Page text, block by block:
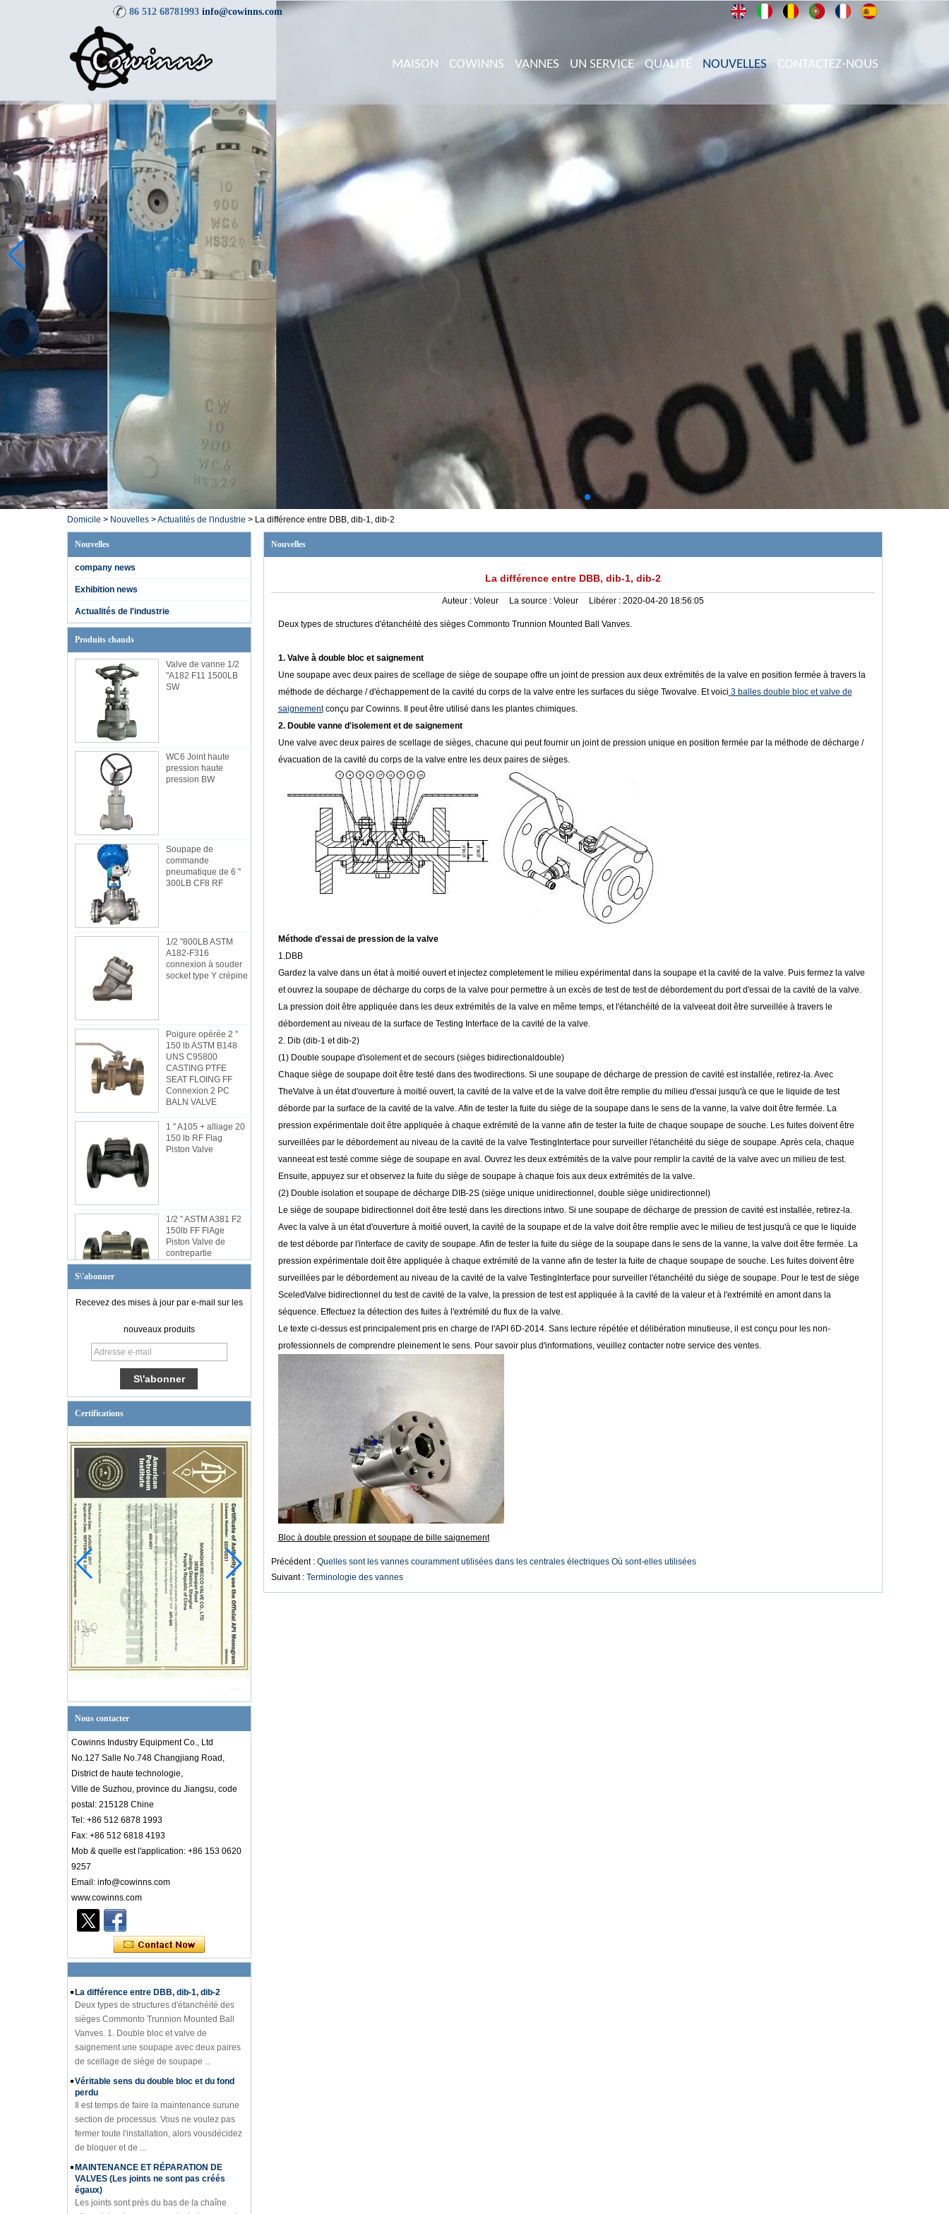
86 512 68781993 info@cowinns.com
MAISON COWINNS VANNES UN SERVICE QUALITÉ NOUVELLES CONTACTEZ-NOUS
Domicile > Nouvelles>Actualités de l'industrie > La différence entre DBB, dib-1, dib-2
Nouvelles
company news
Exhibition news
Actualités de l'industrie
Produits chauds
Valve de vanne 1/2
"A182 F11 1500LB
SW
WC6 Joint haute
pression haute
pression BW
Soupape de
commande
pneumatique de 6 ''
300LB CF8 RF
1/2 "800LB ASTM
A182-F316
connexion à souder
socket type Y crépine
Poigure opérée 2 ''
150 lb ASTM B148
UNS C95800
CASTING PTFE
SEAT FLOING FF
Connexion 2 PC
BALN VALVE
1 '' A105 + alliage 20
150 lb RF Flag
Piston Valve
1/2 '' ASTM A381 F2
150lb FF FlAge
Piston Valve de
contrepartie
S\'abonner
Recevez des mises à jour par e-mail sur les
nouveaux produits
Certifications
Nous contacter
Cowinns Industry Equipment Co., Ltd
No.127 Salle No.748 Changjiang Road,
District de haute technologie,
Ville de Suzhou, province du Jiangsu, code
postal: 215128 Chine
Tel: +86 512 6878 1993
Fax: +86 512 6818 4193
Mob & quelle est l'application: +86 153 0620
9257
Email: info@cowinns.com
www.cowinns.com
Introduction au diagramme PID
Connaissance de l'industrie des vannes
introductionà la connaissance des
diagrammes PIDde l'industrie des vannes Le
diagramme PID est lenoyau technique de la
production en usine. Que ce so...
La différence entre DBB, dib-1, dib-2
Deux types de structures d'étanchéité des
sièges Commonto Trunnion Mounted Ball
Vanves. 1. Double bloc et valve de
saignement une soupape avec deux paires
de scellage de siège de soupape ...
Véritable sens du double bloc et du fond
perdu
Il est temps de faire la maintenance surune
section de processus. Vous ne voulez pas
fermer toute l'installation, alors vousdécidez
de bloquer et de ...
MAINTENANCE ET RÉPARATION DE
VALVES (Les joints ne sont pas créés
égaux)
Les joints sont près du bas de la chaîne
alimentaire des composants de la vanne; les
Nouvelles
La différence entre DBB, dib-1, dib-2
Auteur : Voleur La source : Voleur Libérer : 2020-04-20 18:56:05
Deux types de structures d'étanchéité des sièges Commonto Trunnion Mounted Ball Vanves.
1. Valve à double bloc et saignement
Une soupape avec deux paires de scellage de siège de soupape offre un joint de pression aux deux extrémités de la valve en position fermée à travers la
méthode de décharge / d'échappement de la cavité du corps de la valve entre les surfaces du siège Twovalve. Et voici 3 balles double bloc et valve de
saignementconçu par Cowinns. Il peut être utilisé dans les plantes chimiques.
2. Double vanne d'isolement et de saignement
Une valve avec deux paires de scellage de sièges, chacune qui peut fournir un joint de pression unique en position fermée par la méthode de décharge /
évacuation de la cavité du corps de la valve entre les deux paires de sièges.
Méthode d'essai de pression de la valve
1.DBB
Gardez la valve dans un état à moitié ouvert et injectez completement le milieu expérimental dans la soupape et la cavité de la valve. Puis fermez la valve
et ouvrez la soupape de décharge du corps de la valve pour permettre à un excès de test de test de débordement du port d'essai de la cavité de la valve.
La pression doit être appliquée dans les deux extrémités de la valve en même temps, et l'étanchéité de la valveeat doit être surveillée à travers le
débordement au niveau de la surface de Testing Interface de la cavité de la valve.
2. Dib (dib-1 et dib-2)
(1) Double soupape d'isolement et de secours (sièges bidirectionaldouble)
Chaque siège de soupape doit être testé dans des twodirections. Si une soupape de décharge de pression de cavité est installée, retirez-la. Avec
TheValve à un état d'ouverture à moitié ouvert, la cavité de la valve et de la valve doit être remplie du milieu d'essai jusqu'à ce que le liquide de test
déborde par la surface de la cavité de la valve. Afin de tester la fuite du siège de la soupape dans le sens de la vanne, la valve doit être fermée. La
pression expérimentale doit être appliquée à chaque extrémité de la vanne afin de tester la fuite de chaque soupape de souche. Les fuites doivent être
surveillées par le débordement au niveau de la cavité de la valve TestingInterface pour surveiller l'étanchéité du siège de soupape. Après cela, chaque
vanneeat est testé comme siège de soupape en aval. Ouvrez les deux extrémités de la valve pour remplir la cavité de la valve avec un milieu de test.
Ensuite, appuyez sur et observez la fuite du siège de soupape à chaque fois aux deux extrémités de la valve.
(2) Double isolation et soupape de décharge DIB-2S (siège unique unidirectionnel, double siège unidirectionnel)
Le siège de soupape bidirectionnel doit être testé dans les directions intwo. Si une soupape de décharge de pression de cavité est installée, retirez-la.
Avec la valve à un état d'ouverture à moitié ouvert, la cavité de la soupape et de la valve doit être remplie avec le milieu de test jusqu'à ce que le liquide
de test déborde par l'interface de cavity de soupape. Afin de tester la fuite du siège de la soupape dans le sens de la vanne, la valve doit être fermée. La
pression expérimentale doit être appliquée à chaque extrémité de la vanne afin de tester la fuite de chaque soupape de souche. Les fuites doivent être
surveillées par le débordement au niveau de la cavité de la valve TestingInterface pour surveiller l'étanchéité du siège de soupape. Pour le test de siège
SceledValve bidirectionnel du test de cavité de la valve, la pression de test est appliquée à la cavité de la valeur et à l'extrémité en amont dans la
séquence. Effectuez la détection des fuites à l'extrémité du flux de la valve.
Le texte ci-dessus est principalement pris en charge de l'API 6D-2014. Sans lecture répétée et délibération minutieuse, il est conçu pour les non-
professionnels de comprendre pleinement le sens. Pour savoir plus d'informations, veuillez contacter notre service des ventes.
Bloc à double pression et soupape de bille saignement
Précédent : Quelles sont les vannes couramment utilisées dans les centrales électriques Où sont-elles utilisées
Suivant : Terminologie des vannes